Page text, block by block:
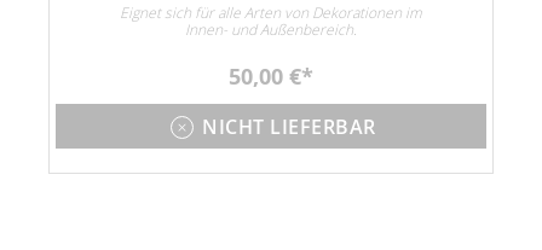
Eignet sich für alle Arten von Dekorationen im
Innen- und Außenbereich.
50,00 €
NICHT LIEFERBAR